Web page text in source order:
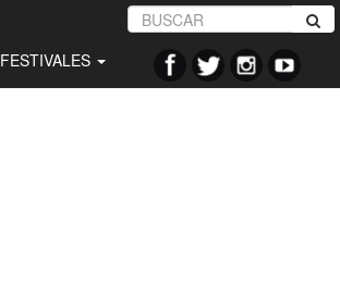
FESTIVALES